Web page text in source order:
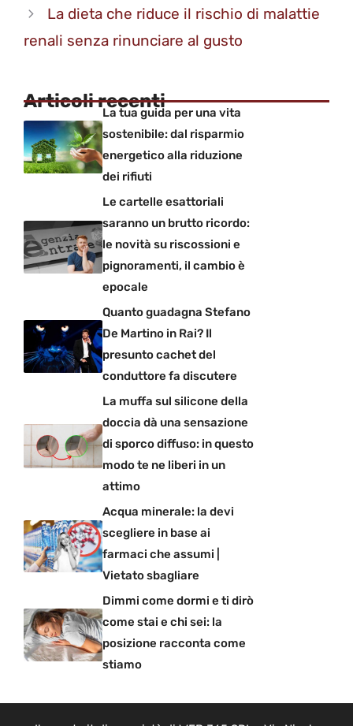
La dieta che riduce il rischio di malattie
renali senza rinunciare al gusto
Articoli recenti
La tua guida per una vita
sostenibile: dal risparmio
energetico alla riduzione
dei rifiuti
Le cartelle esattoriali
saranno un brutto ricordo:
le novità su riscossioni e
pignoramenti, il cambio è
epocale
Quanto guadagna Stefano
De Martino in Rai? Il
presunto cachet del
conduttore fa discutere
La muffa sul silicone della
doccia dà una sensazione
di sporco diffuso: in questo
modo te ne liberi in un
attimo
Acqua minerale: la devi
scegliere in base ai
farmaci che assumi |
Vietato sbagliare
Dimmi come dormi e ti dirò
come stai e chi sei: la
posizione racconta come
stiamo